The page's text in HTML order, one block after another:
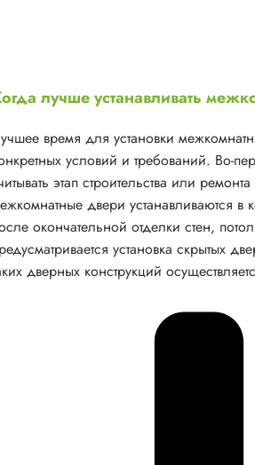
лучше устанавливать
время для установки
условий и требований. Во-
этап строительства или
двери устанавливаются в
окончательной отделки стен,
установка скрытых
дверных конструкций